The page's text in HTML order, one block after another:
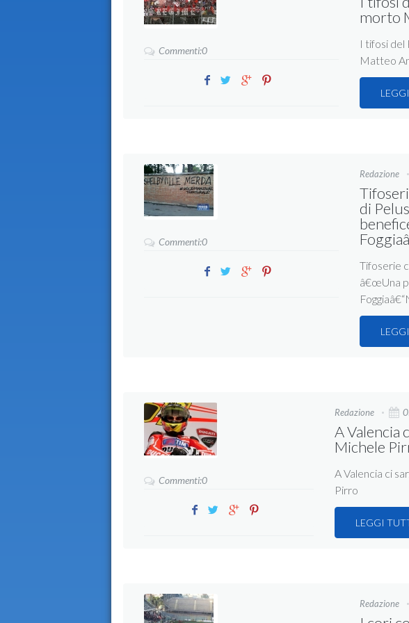
Commenti:0
morto
I tifosi del
Matteo
Commenti:0
Redazione
di
Tifoserie
â€œUna
Commenti:0
Redazione
A Valencia
Michele
A Valencia ci
Pirro
LEGGI
Redazione